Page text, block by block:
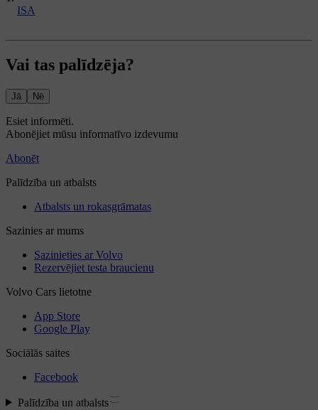
ISA
Vai tas palīdzēja?
Jā Nē